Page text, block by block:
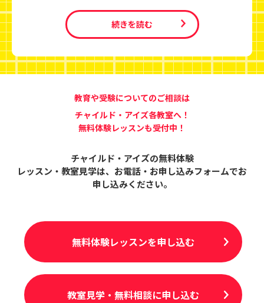
続きを読む
教育や受験についてのご相談は
チャイルド・アイズ各教室へ！
無料体験レッスンも受付中！
チャイルド・アイズの無料体験
レッスン・教室見学は、 お電話・お申し込みフォームでお
申し込みください。
無料体験レッスンを申し込む
教室見学・無料相談に申し込む